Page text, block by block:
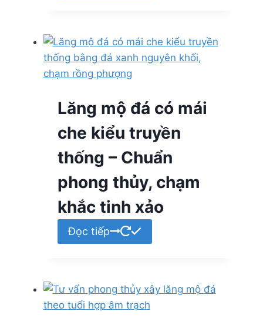
Lăng mộ đá có mái
che kiểu truyền
thống – Chuẩn
phong thủy, chạm
khắc tinh xảo
Đọc tiếp